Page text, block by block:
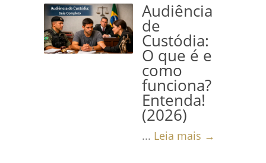
Audiência
de
Custódia:
O que é e
como
funciona?
Entenda!
(2026)
... Leia mais →